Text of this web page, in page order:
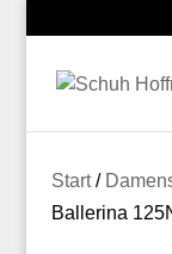
Start/
Ballerina